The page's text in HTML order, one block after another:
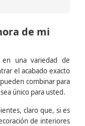
de mi
una variedad de
el acabado exacto
combinar para
único para usted.
claro que, si es
de interiores